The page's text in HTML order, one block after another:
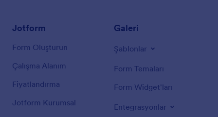
Jotform
Form Oluşturun
Çalışma Alanım
Fiyatlandırma
Jotform Kurumsal
Galeri
Şablonlar
Form Temaları
Form Widget'ları
Entegrasyonlar